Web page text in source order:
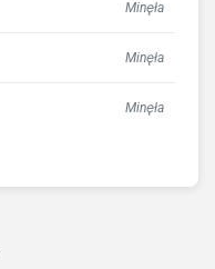
Minęła
Minęła
Minęła